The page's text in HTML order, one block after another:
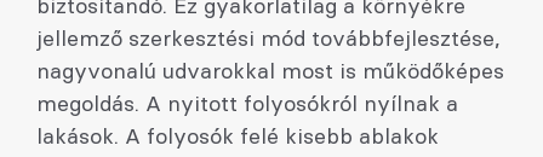
biztosítandó. Ez gyakorlatilag a környékre
jellemző szerkesztési mód továbbfejlesztése,
nagyvonalú udvarokkal most is működőképes
megoldás. A nyitott folyosókról nyílnak a
lakások. A folyosók felé kisebb ablakok